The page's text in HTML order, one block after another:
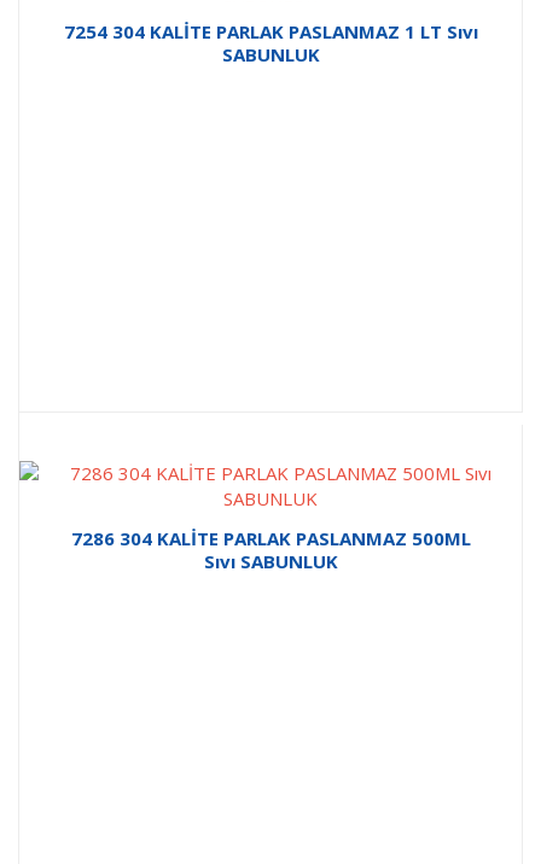
7254 304 KALİTE PARLAK PASLANMAZ 1 LT Sıvı
SABUNLUK
7286 304 KALİTE PARLAK PASLANMAZ 500ML
Sıvı SABUNLUK